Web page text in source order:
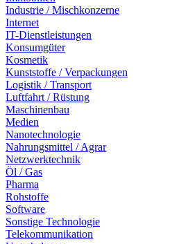
Industrie / Mischkonzerne
Internet
IT-Dienstleistungen
Konsumgüter
Kosmetik
Kunststoffe / Verpackungen
Logistik / Transport
Luftfahrt / Rüstung
Maschinenbau
Medien
Nanotechnologie
Nahrungsmittel / Agrar
Netzwerktechnik
Öl / Gas
Pharma
Rohstoffe
Software
Sonstige Technologie
Telekommunikation